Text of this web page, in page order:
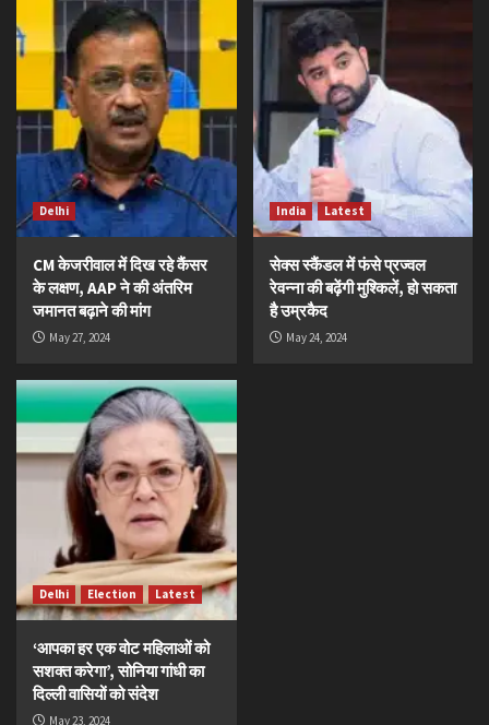
Delhi
CM केजरीवाल में दिख रहे कैंसर
के लक्षण, AAP ने की अंतरिम
जमानत बढ़ाने की मांग
May 27, 2024
India Latest
सेक्स स्कैंडल में फंसे प्रज्वल
रेवन्ना की बढ़ेंगी मुश्किलें, हो सकता
है उम्रकैद
May 24, 2024
Delhi Election Latest
‘आपका हर एक वोट महिलाओं को
सशक्त करेगा’, सोनिया गांधी का
दिल्ली वासियों को संदेश
May 23, 2024